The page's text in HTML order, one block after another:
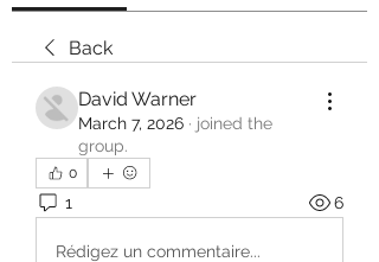
Back
David Warner
March 7, 2026 · joined the
group.
0
1 6
Rédigez un commentaire...